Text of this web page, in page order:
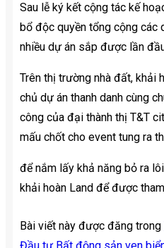
Sau lễ ký kết cộng tác kế
bổ độc quyền tổng cộng các
nhiều dự án sắp được lần
Trên thị trường nhà đất, khải
chủ dự án thanh danh cùng
công của đại thành thị T&T
mấu chốt cho event tung ra
để nắm lấy khả năng bỏ ra
khải hoàn Land để được
Bài viết này được đăng trong